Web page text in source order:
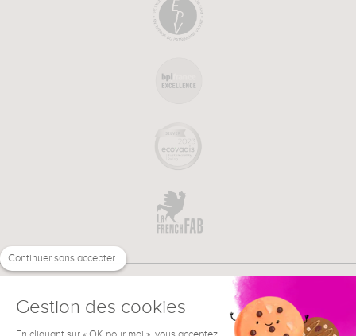
Continuer sans accepter
Gestion des cookies